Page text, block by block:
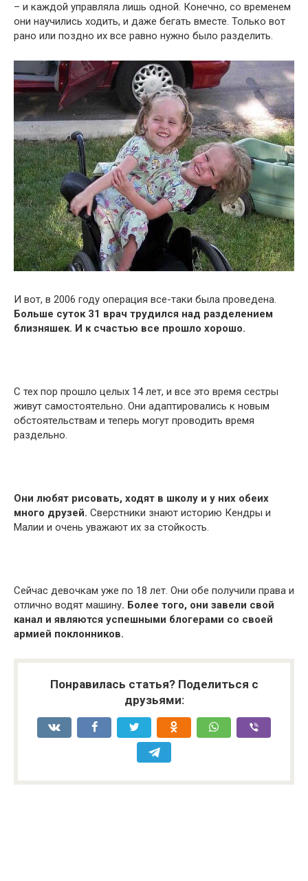
– и каждой управляла лишь одной. Конечно, со временем
они научились ходить, и даже бегать вместе. Только вот
рано или поздно их все равно нужно было разделить.
И вот, в 2006 году операция все-таки была проведена.
Больше суток 31 врач трудился над разделением
близняшек. И к счастью все прошло хорошо.
С тех пор прошло целых 14 лет, и все это время сестры
живут самостоятельно. Они адаптировались к новым
обстоятельствам и теперь могут проводить время
раздельно.
Они любят рисовать, ходят в школу и у них обеих
много друзей. Сверстники знают историю Кендры и
Малии и очень уважают их за стойкость.
Сейчас девочкам уже по 18 лет. Они обе получили права и
отлично водят машину. Более того, они завели свой
канал и являются успешными блогерами со своей
армией поклонников.
Понравилась статья? Поделиться с
друзьями: